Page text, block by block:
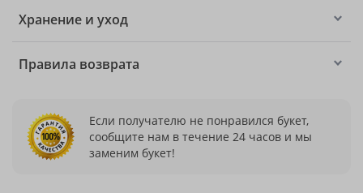
Хранение и уход
Правила возврата
Если получателю не понравился букет,
сообщите нам в течение 24 часов и мы
заменим букет!